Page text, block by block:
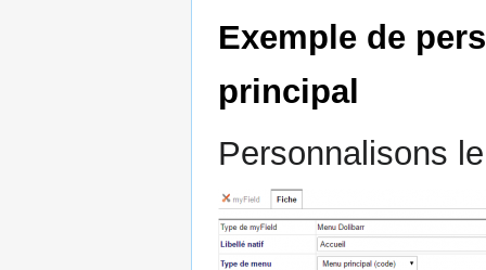
Exemple de
principal
Personnalisons